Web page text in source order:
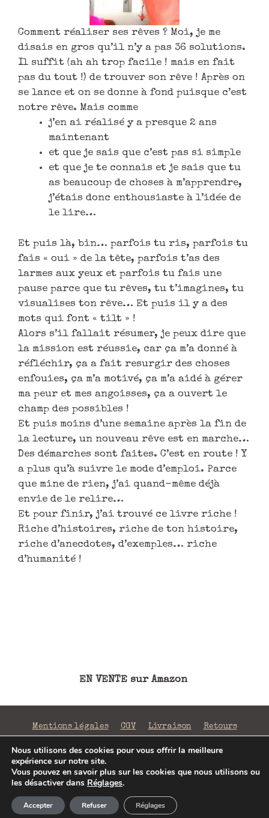
Comment réaliser ses rêves ? Moi, je me
disais en gros qu’il n’y a pas 36 solutions.
Il suffit (ah ah trop facile ! mais en fait
pas du tout !) de trouver son rêve ! Après on
se lance et on se donne à fond puisque c’est
notre rêve. Mais comme
j’en ai réalisé y a presque 2 ans
maintenant
et que je sais que c’est pas si simple
et que je te connais et je sais que tu
as beaucoup de choses à m’apprendre,
j’étais donc enthousiaste à l’idée de
le lire…
Et puis là, bin… parfois tu ris, parfois tu
fais « oui » de la tête, parfois t’as des
larmes aux yeux et parfois tu fais une
pause parce que tu rêves, tu t’imagines, tu
visualises ton rêve… Et puis il y a des
mots qui font « tilt » !
Alors s’il fallait résumer, je peux dire que
la mission est réussie, car ça m’a donné à
réfléchir, ça a fait resurgir des choses
enfouies, ça m’a motivé, ça m’a aidé à gérer
ma peur et mes angoisses, ça a ouvert le
champ des possibles !
Et puis moins d’une semaine après la fin de
la lecture, un nouveau rêve est en marche…
Des démarches sont faites. C’est en route ! Y
a plus qu’à suivre le mode d’emploi. Parce
que mine de rien, j’ai quand-même déjà
envie de le relire…
Et pour finir, j’ai trouvé ce livre riche !
Riche d’histoires, riche de ton histoire,
riche d’anecdotes, d’exemples… riche
d’humanité !
EN VENTE sur Amazon
Mentions légales CGV Livraison Retours
Confidentialité
©2026 La Fabrique de Mots Magiques | SIRET 797 938
206 00043 | Conception
Article ajouté au panier
0 Produit - 0,00
Nous utilisons des cookies pour vous offrir la meilleure
expérience sur notre site.
Vous pouvez en savoir plus sur les cookies que nous utilisons ou
les désactiver dans Réglages.
Accepter Refuser Réglages